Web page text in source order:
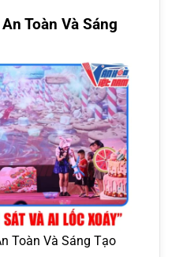
Toàn Và Sáng
Toàn Và Sáng Tạo